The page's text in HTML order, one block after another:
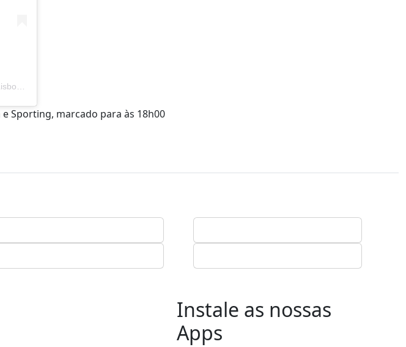
Sporting, marcado para às 18h00
Instale as nossas
Apps